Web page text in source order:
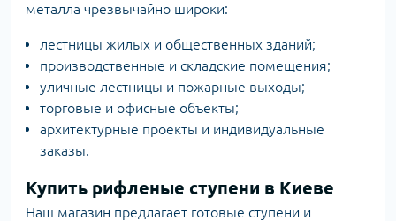
металла чрезвычайно широки:
лестницы жилых и общественных зданий;
производственные и складские помещения;
уличные лестницы и пожарные выходы;
торговые и офисные объекты;
архитектурные проекты и индивидуальные
заказы.
Купить рифленые ступени в Киеве
Наш магазин предлагает готовые ступени и